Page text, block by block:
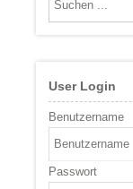
User Login
Benutzername
Passwort